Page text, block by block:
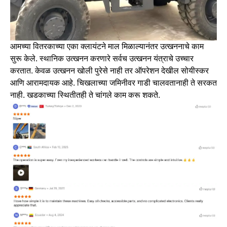
आमच्या वितरकाच्या एका क्लायंटने माल मिळाल्यानंतर उत्खननाचे काम
सुरू केले. स्थानिक उत्खनन करणारे सर्वच उत्खनन यंत्राचे उच्चार
करतात. केवळ उत्खनन खोली पुरेसे नाही तर ऑपरेशन देखील सोयीस्कर
आणि आरामदायक आहे. चिखलाच्या जमिनीवर गाडी चालवतानाही ते सरकत
नाही. खडकाच्या स्थितीतही ते चांगले काम करू शकते.